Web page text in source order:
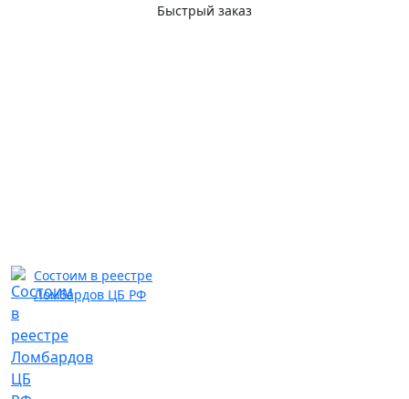
Быстрый заказ
Состоим в реестре
Ломбардов ЦБ РФ